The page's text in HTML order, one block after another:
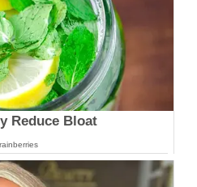
Reduce Bloat